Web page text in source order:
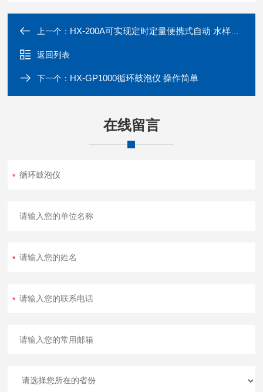
上一个： HX-200A可实现定时定量便携式自动 水样采样设备
返回列表
下一个： HX-GP1000循环鼓泡仪 操作简单
在线留言